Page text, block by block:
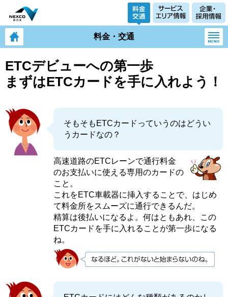
料金・交通
ETCデビューへの第一歩
まずはETCカードを手に入れよう！
そもそもETCカードっていうのはどうい
うカードなの？
高速道路のETCレーンで通行料金
のお支払いに使える専用のカードの
こと。
これをETC車載器に挿入することで、はじめ
て料金所をスムーズに通行できるんだ。
精算は後払いになるよ。何はともあれ、この
ETCカードを手に入れることが第一歩になる
ね。